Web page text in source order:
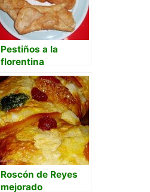
Pestiños a la
florentina
Roscón de Reyes
mejorado